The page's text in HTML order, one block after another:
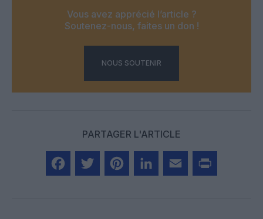
Vous avez apprécié l’article ?
Soutenez-nous, faites un don !
NOUS SOUTENIR
PARTAGER L'ARTICLE